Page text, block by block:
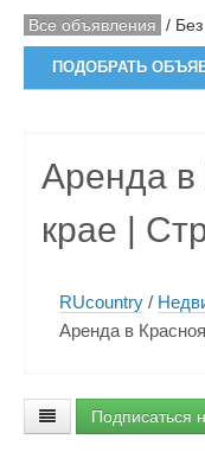
Все объявления /
ПОДОБРАТЬ
Аренда в
крае |
RUcountry /
Аренда в
Подписаться